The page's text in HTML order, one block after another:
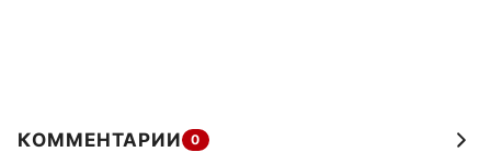
КОММЕНТАРИИ 0